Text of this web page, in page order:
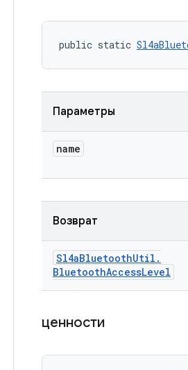
public static
Параметры
name
Возврат
Sl4aBluetoothUtil .
BluetoothAccessLevel
ценности